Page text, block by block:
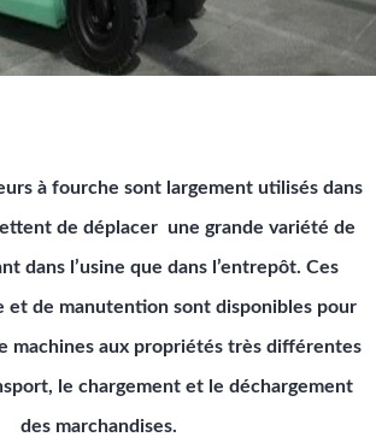
à fourche sont largement utilisés dans
de déplacer une grande variété de
dans l’usine que dans l’entrepôt. Ces
et de manutention sont disponibles pour
machines aux propriétés très différentes
le chargement et le déchargement
des marchandises.